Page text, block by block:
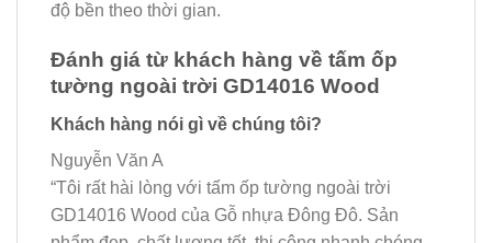
độ bền theo thời gian.
Đánh giá từ khách hàng về tấm ốp
tường ngoài trời GD14016 Wood
Khách hàng nói gì về chúng tôi?
Nguyễn Văn A
“Tôi rất hài lòng với tấm ốp tường ngoài trời
GD14016 Wood của Gỗ nhựa Đông Đô. Sản